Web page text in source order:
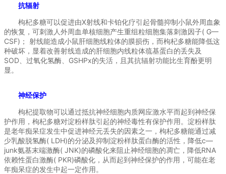
抗辐射
枸杞多糖可以促进由X射线和卡铂化疗引起骨髓抑制小鼠外周血象
的恢复，可刺激人外周血单核细胞产生重组粒细胞集落刺激因子( G—
CSF)； 射线能造成小鼠肝细胞线粒体的膜损伤，而枸杞多糖能降低这
种破坏，显着改善射线造成的肝细胞内线粒体巯基蛋白的丢失及
SOD、过氧化氢酶、GSHPx的失活，且其抗辐射功能比生育酚更明
显。
神经保护
枸杞提取物可以通过抵抗神经细胞内质网应激水平而起到神经保
护作用，枸杞多糖对淀粉样肽引起的神经毒性有保护作用。淀粉样肽
是老年痴呆症发生中促进神经元丢失的因素之一，枸杞多糖能通过减
少乳酸脱氢酶( LDH)的分泌及抑制淀粉样肽蛋白酶的活性，降低c—
junk氨基末端激酶( JNK)的磷酸化来阻止神经细胞的凋亡，降低RNA
依赖性蛋白激酶( PKR)磷酸化，从而起到神经保护的作用，可能在老
年痴呆症的发生中起一定作用。